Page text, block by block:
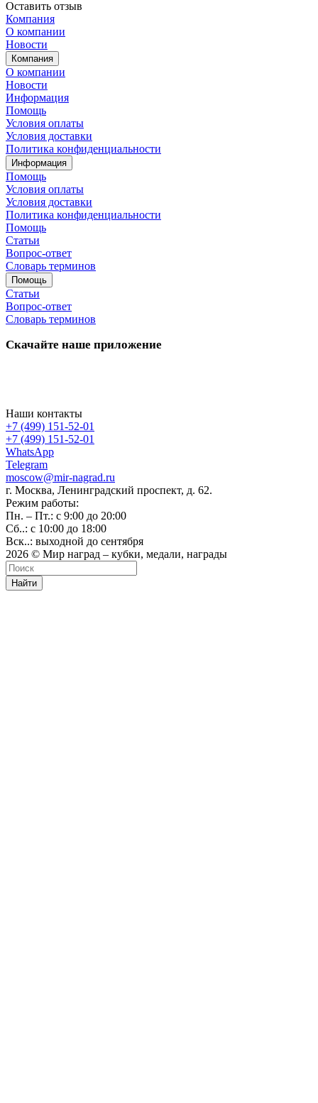
Оставить отзыв
Компания
О компании
Новости
Компания
О компании
Новости
Информация
Помощь
Условия оплаты
Условия доставки
Политика конфиденциальности
Информация
Помощь
Условия оплаты
Условия доставки
Политика конфиденциальности
Помощь
Статьи
Вопрос-ответ
Словарь терминов
Помощь
Статьи
Вопрос-ответ
Словарь терминов
Скачайте наше приложение
Наши контакты
+7 (499) 151-52-01
+7 (499) 151-52-01
WhatsApp
Telegram
moscow@mir-nagrad.ru
г. Москва, Ленинградский проспект, д. 62.
Режим работы:
Пн. – Пт.: с 9:00 до 20:00
Сб..: с 10:00 до 18:00
Вск..: выходной до сентября
2026 © Мир наград – кубки, медали, награды
Найти